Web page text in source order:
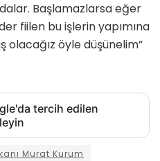
Başlamazlarsa eğer
fiilen bu işlerin yapımına
olacağız öyle düşünelim”
tercih edilen
Murat Kurum